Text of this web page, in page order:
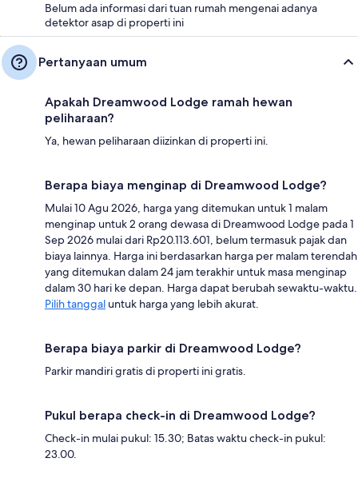
Belum ada informasi dari tuan rumah mengenai adanya
detektor asap di properti ini
Pertanyaan umum
Apakah Dreamwood Lodge ramah hewan
peliharaan?
Ya, hewan peliharaan diizinkan di properti ini.
Berapa biaya menginap di Dreamwood Lodge?
Mulai 10 Agu 2026, harga yang ditemukan untuk 1 malam
menginap untuk 2 orang dewasa di Dreamwood Lodge pada 1
Sep 2026 mulai dari Rp20.113.601, belum termasuk pajak dan
biaya lainnya. Harga ini berdasarkan harga per malam terendah
yang ditemukan dalam 24 jam terakhir untuk masa menginap
dalam 30 hari ke depan. Harga dapat berubah sewaktu-waktu.
Pilih tanggal untuk harga yang lebih akurat.
Berapa biaya parkir di Dreamwood Lodge?
Parkir mandiri gratis di properti ini gratis.
Pukul berapa check-in di Dreamwood Lodge?
Check-in mulai pukul: 15.30; Batas waktu check-in pukul:
23.00.